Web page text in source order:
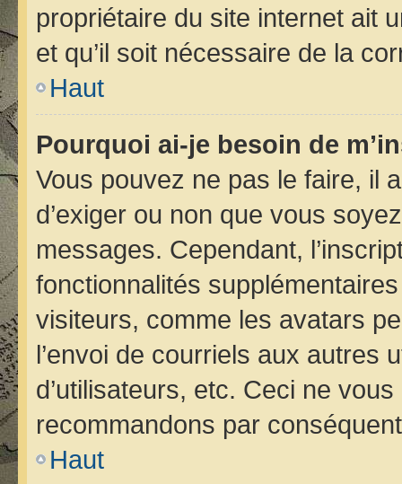
propriétaire du site internet ait
et qu’il soit nécessaire de la
Haut
Pourquoi ai-je besoin de
Vous pouvez ne pas le faire, il
d’exiger ou non que vous
messages. Cependant,
fonctionnalités
visiteurs, comme les avatars
l’envoi de courriels aux autres
d’utilisateurs, etc. Ceci ne
recommandons par
Haut